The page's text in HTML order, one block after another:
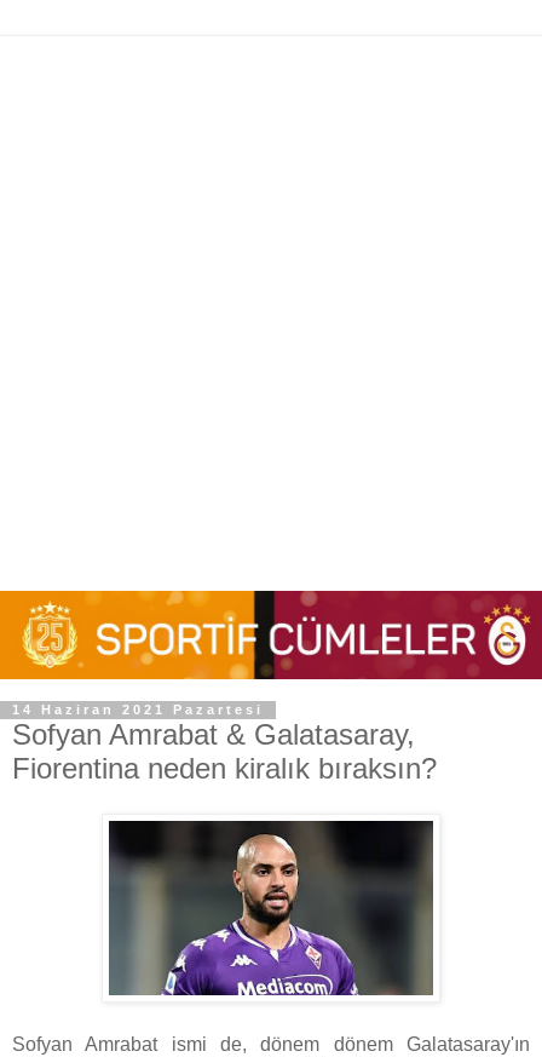
14 Haziran 2021 Pazartesi
Sofyan Amrabat & Galatasaray,
Fiorentina neden kiralık bıraksın?
Sofyan Amrabat ismi de, dönem dönem Galatasaray'ın